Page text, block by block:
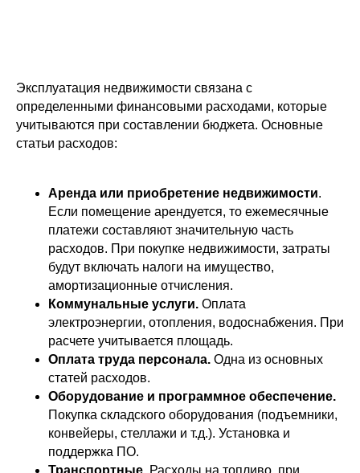
Эксплуатация недвижимости связана с
определенными финансовыми расходами, которые
учитываются при составлении бюджета. Основные
статьи расходов:
Аренда или приобретение недвижимости.
Если помещение арендуется, то ежемесячные
платежи составляют значительную часть
расходов. При покупке недвижимости, затраты
будут включать налоги на имущество,
амортизационные отчисления.
Коммунальные услуги. Оплата
электроэнергии, отопления, водоснабжения. При
расчете учитывается площадь.
Оплата труда персонала. Одна из основных
статей расходов.
Оборудование и программное обеспечение.
Покупка складского оборудования (подъемники,
конвейеры, стеллажи и т.д.). Установка и
поддержка ПО.
Транспортные. Расходы на топливо, при